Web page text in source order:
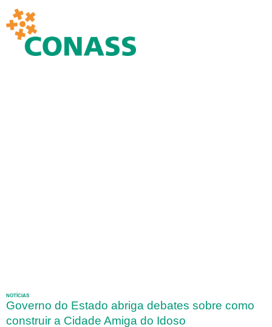
NOTÍCIAS
Governo do Estado abriga debates sobre como
construir a Cidade Amiga do Idoso